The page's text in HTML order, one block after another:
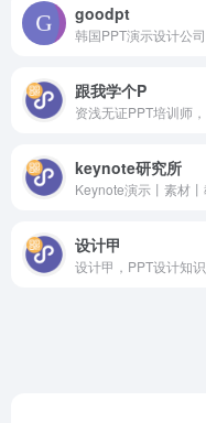
goodpt
跟我学个P
keynote研究所
设计甲